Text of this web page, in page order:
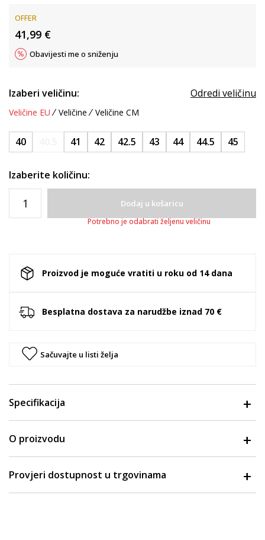
OFFER
41,99 €
Obavijesti me o sniženju
Izaberi veličinu: Odredi veličinu
Veličine EU Veličine Veličine CM
40 41 42 42.5 43 44 44.5 45
Izaberite količinu:
Dodaj u košaricu
Potrebno je odabrati željenu veličinu
Proizvod je moguće vratiti u roku od 14 dana
Besplatna dostava za narudžbe iznad 70 €
Sačuvajte u listi želja
Specifikacija
O proizvodu
Provjeri dostupnost u trgovinama